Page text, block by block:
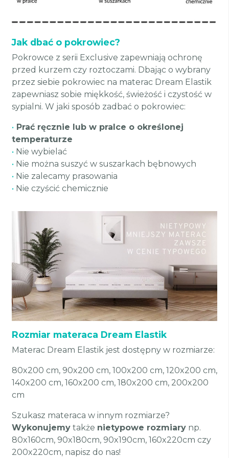
Jak dbać o pokrowiec?
Pokrowce z serii Exclusive zapewniają ochronę
przed kurzem czy roztoczami. Dbając o wybrany
przez siebie pokrowiec na materac Dream Elastik
zapewniasz sobie miękkość, świeżość i czystość w
sypialni. W jaki sposób zadbać o pokrowiec:
• Prać ręcznie lub w pralce o określonej
temperaturze
• Nie wybielać
• Nie można suszyć w suszarkach bębnowych
• Nie zalecamy prasowania
• Nie czyścić chemicznie
Rozmiar materaca Dream Elastik
Materac Dream Elastik jest dostępny w rozmiarze:
80x200 cm, 90x200 cm, 100x200 cm, 120x200 cm,
140x200 cm, 160x200 cm, 180x200 cm, 200x200
cm
Szukasz materaca w innym rozmiarze?
Wykonujemy także nietypowe rozmiary np.
80x160cm, 90x180cm, 90x190cm, 160x220cm czy
200x220cm, napisz do nas!